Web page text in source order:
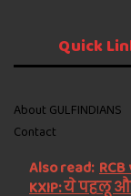
Quick
About GULFINDIANS
Contact
Also read: RCB
KXIP: ये पहलू